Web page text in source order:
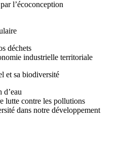
l’écoconception
déchets
industrielle territoriale
et sa biodiversité
lutte contre les pollutions
dans notre développement